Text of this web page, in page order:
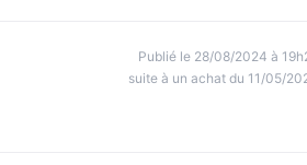
Publié le 28/08/2024 à
suite à un achat du 11/05/